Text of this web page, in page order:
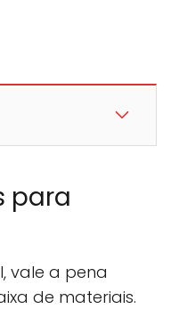
para
vale a pena
de materiais.